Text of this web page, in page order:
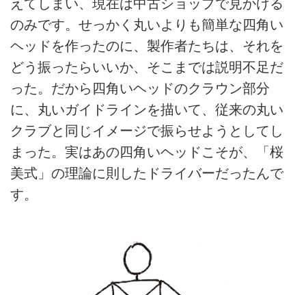
えてしまい、現在は中古ショップで見かける
のみです。せっかく丸いよりも簡単な四角い
ヘッドを作ったのに、製作者たちは、それを
どう振ったらいいか、そこまでは説明不足だ
った。だから四角いヘッドのクラウン部分
に、丸いガイドラインを描いて、従来の丸い
クラブと同じイメージで振らせようとしてし
まった。実はあの四角いヘッドこそが、「桜
美式」の理論に則したドライバーだったんで
す。